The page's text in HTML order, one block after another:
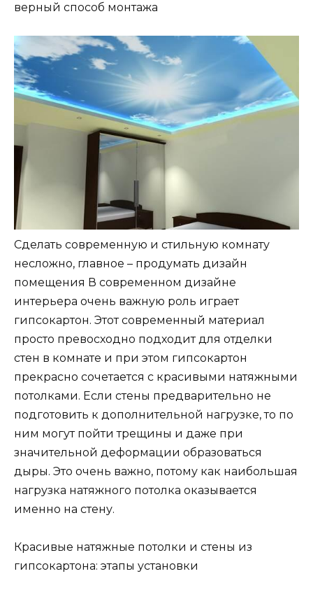
верный способ монтажа
Сделать современную и стильную комнату
несложно, главное – продумать дизайн
помещения В современном дизайне
интерьера очень важную роль играет
гипсокартон. Этот современный материал
просто превосходно подходит для отделки
стен в комнате и при этом гипсокартон
прекрасно сочетается с красивыми натяжными
потолками. Если стены предварительно не
подготовить к дополнительной нагрузке, то по
ним могут пойти трещины и даже при
значительной деформации образоваться
дыры. Это очень важно, потому как наибольшая
нагрузка натяжного потолка оказывается
именно на стену.
Красивые натяжные потолки и стены из
гипсокартона: этапы установки